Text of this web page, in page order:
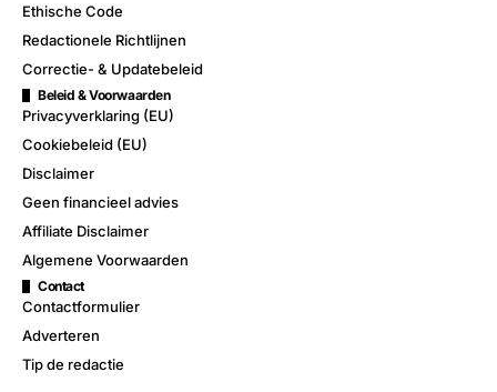
Ethische Code
Redactionele Richtlijnen
Correctie- & Updatebeleid
Beleid & Voorwaarden
Privacyverklaring (EU)
Cookiebeleid (EU)
Disclaimer
Geen financieel advies
Affiliate Disclaimer
Algemene Voorwaarden
Contact
Contactformulier
Adverteren
Tip de redactie